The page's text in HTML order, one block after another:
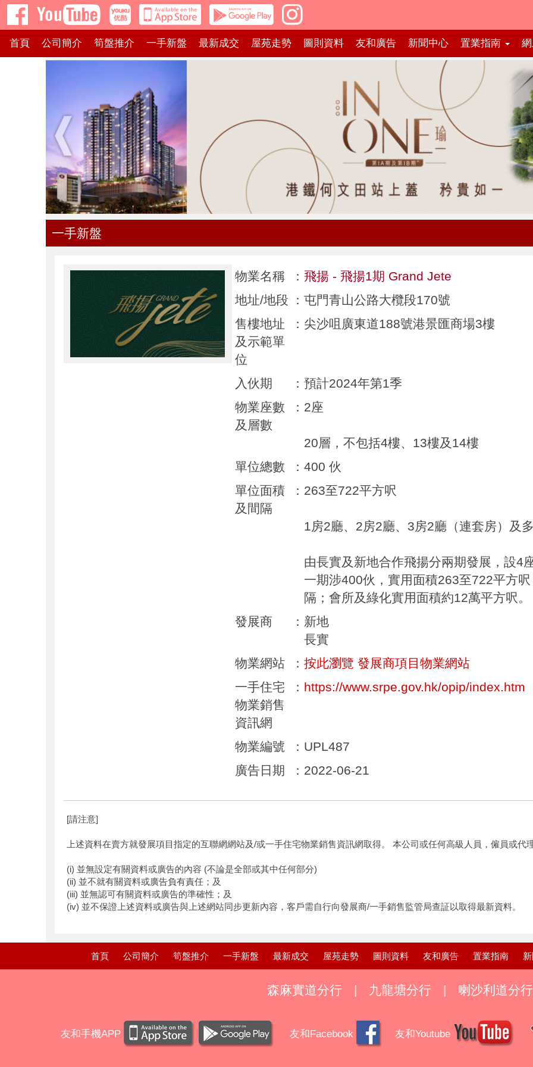
首頁 公司簡介 筍盤推介 一手新盤 最新成交 屋苑走勢 圖則資料 友和廣告 新聞中心 置業指南
一手新盤
物業名稱 ： 飛揚 - 飛揚1期 Grand Jete
地址/地段
： 屯門青山公路大欖段170號
售樓地址
及示範單
位
： 尖沙咀廣東道188號港景匯商場3樓
入伙期 ： 預計2024年第1季
物業座數
及層數
： 2座
20層，不包括4樓、13樓及14樓
單位總數
： 400 伙
單位面積
及間隔
： 263至722平方呎
1房2廳、2房2廳、3房2廳（連套房）及
由長實及新地合作飛揚分兩期發展，設4
一期涉400伙，實用面積263至722平方
隔；會所及綠化實用面積約12萬平方呎。
發展商
： 新地
長實
物業網站
： 按此瀏覽 發展商項目物業網站
一手住宅
物業銷售
資訊網
： https://www.srpe.gov.hk/opip/index.htm
物業編號 ： UPL487
廣告日期
： 2022-06-21
[請注意]
上述資料在賣方就發展項目指定的互聯網網站及/或一手住宅物業銷售資訊網取得。 本公司或任何高級人員，僱員或代
(i) 並無設定有關資料或廣告的內容 (不論是全部或其中任何部分)
(ii) 並不就有關資料或廣告負有責任；及
(iii) 並無認可有關資料或廣告的準確性；及
(iv) 並不保證上述資料或廣告與上述網站同步更新內容，客戶需自行向發展商/一手銷售監管局查証以取得最新資料。
首頁 公司簡介 筍盤推介 一手新盤 最新成交 屋苑走勢 圖則資料 友和廣告 置業指南
森麻實道分行 | 九龍塘分行 | 喇沙利道分行
友和手機APP 友和Facebook 友和Youtube